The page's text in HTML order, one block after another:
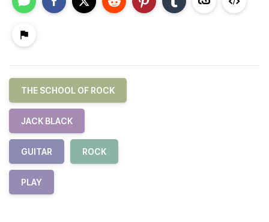
THE SCHOOL OF ROCK
JACK BLACK
GUITAR ROCK
PLAY